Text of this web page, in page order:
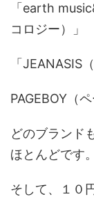
「earth
コロジー）」
「JEANASIS
PAGEBOY（
どのブランド
ほとんどです。
そして、１０